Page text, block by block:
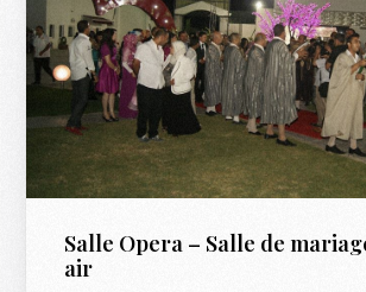
Salle Opera – Salle de
air